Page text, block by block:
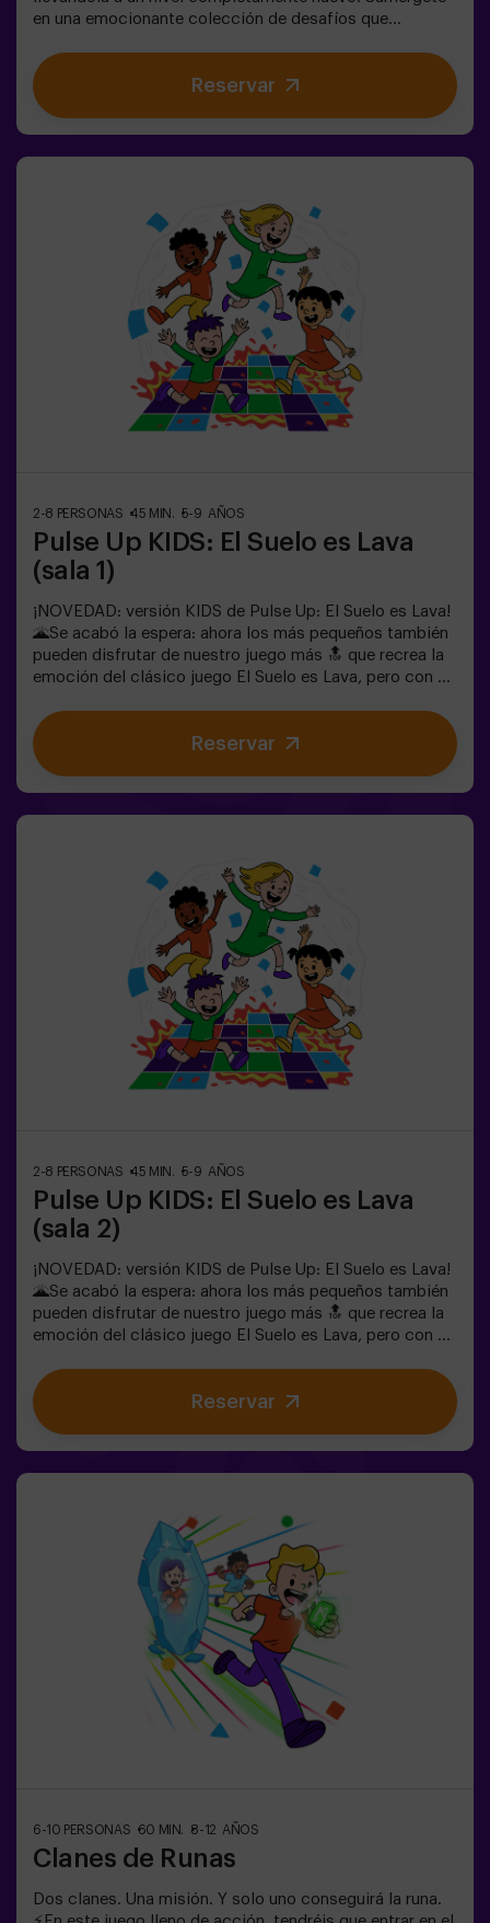
en una emocionante colección de desafíos que
niveles de dificultad para ajustarse a todos los niveles
de habilidad.💥 40 juegos únicos que mantienen la
emoción y la diversión.💥 2 salas disponibles,
vidas disponibles en pantalla. Pulse Up te brinda una
experiencia única de actividad física y tecnológica,
donde la colaboración es fundamental. 🏆¡Y lo mejor de
todo! Somos los primeros en traer esta innovadora
experiencia a España. 🙌 Siente la adrenalina y eleva tu
diversión con Pulse Up hoy mismo.Pulse Up: El Suelo es
Lava - Modo Combate (para Grupos de 6 a 12 Personas)
¡La competencia está a punto de comenzar con
el Modo Combate de Pulse Up: El Suelo es Lava! 🔥
Divide tu grupo de 6 a 12 personas en dos equipos,
cada uno compitiendo para conseguir la mayor
buildingImportante: Todos los menores de 15 años
deben ir acompañados de un adulto, que cuenta como
jugador.
Reservar
2-8 PERSONAS 45 MIN. 5-9 AÑOS
Pulse Up KIDS: El Suelo es Lava
(sala 1)
¡NOVEDAD: versión KIDS de Pulse Up: El Suelo es Lava!
🌋Se acabó la espera: ahora los más pequeños también
pueden disfrutar de nuestro juego más 🔝 que recrea la
emoción del clásico juego El Suelo es Lava, pero con un
dinámicos y coloridos que estimulan el cuerpo y la
mente🎉 Ideal para fiestas infantiles y
cumpleaños emocionantes🎁 Recuerdos inolvidables y
seguir jugando.👧👦 Para niños de 5 a 9 años. Si tienen
10 años o más, ¡la versión clásica de Pulse Up: El Suelo
es Lava es perfecta para ellos!Los niños deberán
colaborar, pensar rápido y moverse aún más rápido para
superar todos los retos. ¡Verán su progreso en tiempo
real en pantalla y celebrarán cada victoria como un
verdadero logro! 🏆Diversión activa, segura y original
para fiestas infantiles, salidas en familia o simplemente
para liberar energía de la forma más divertida.✅ Ideal
para niños | familias | fiestas infantilesImportante: los
niños deben ir acompañados de un adulto, que cuenta
Reservar
2-8 PERSONAS 45 MIN. 5-9 AÑOS
Pulse Up KIDS: El Suelo es Lava
(sala 2)
¡NOVEDAD: versión KIDS de Pulse Up: El Suelo es Lava!
🌋Se acabó la espera: ahora los más pequeños también
pueden disfrutar de nuestro juego más 🔝 que recrea la
emoción del clásico juego El Suelo es Lava, pero con un
dinámicos y coloridos que estimulan el cuerpo y la
mente🎉 Ideal para fiestas infantiles y
cumpleaños emocionantes🎁 Recuerdos inolvidables y
seguir jugando.👧👦 Para niños de 5 a 9 años. Si tienen
10 años o más, ¡la versión clásica de Pulse Up: El Suelo
es Lava es perfecta para ellos!Los niños deberán
colaborar, pensar rápido y moverse aún más rápido para
superar todos los retos. ¡Verán su progreso en tiempo
real en pantalla y celebrarán cada victoria como un
verdadero logro! 🏆Diversión
activa, segura y original para fiestas infantiles, salidas
en familia o simplemente para liberar energía de la
forma más divertida.✅ Ideal para niños | familias |
fiestas infantilesImportante: los niños deben ir
Reservar
6-10 PERSONAS 60 MIN. 8-12 AÑOS
Clanes de Runas
Dos clanes. Una misión. Y solo uno conseguirá la runa.